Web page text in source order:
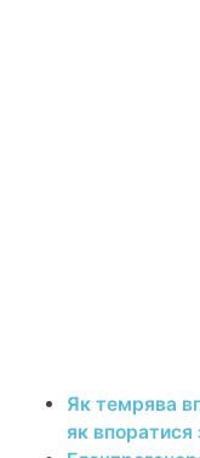
Як темрява
як